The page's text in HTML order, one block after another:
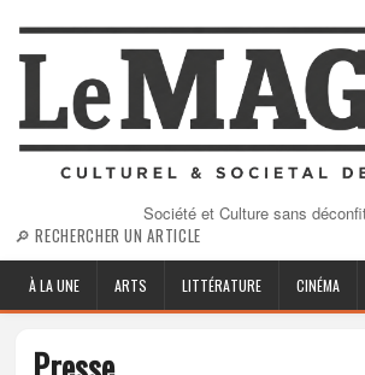
Société et Culture sans
🔎 RECHERCHER UN ARTICLE
À LA UNE ARTS LITTÉRATURE CINÉMA